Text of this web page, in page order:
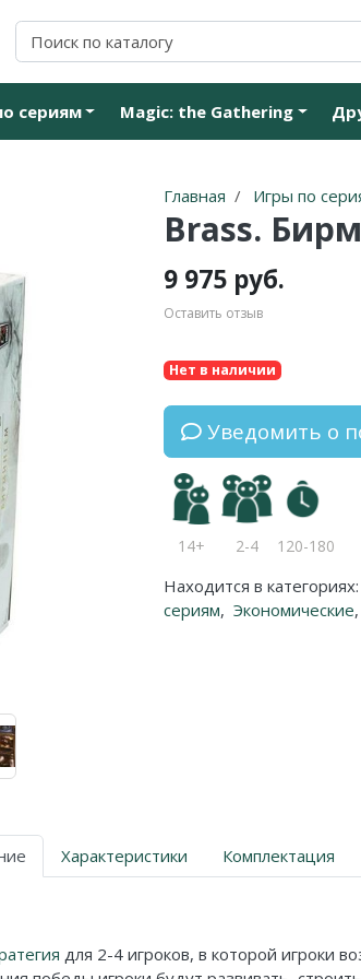
сериям Magic: the Gathering
Главная Игры по
Brass.
9 975 руб.
Оставить отзыв
Нет в наличии
Уведомить о
14+ 2-4 120-180
Находится в категориях:
сериям, Экономические,
Характеристики Комплектация
для 2-4 игроков, в которой игроки